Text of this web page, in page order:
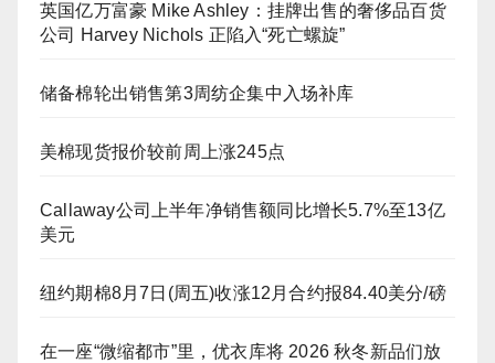
英国亿万富豪 Mike Ashley：挂牌出售的奢侈品百货
公司 Harvey Nichols 正陷入“死亡螺旋”
储备棉轮出销售第3周纺企集中入场补库
美棉现货报价较前周上涨245点
Callaway公司上半年净销售额同比增长5.7%至13亿
美元
纽约期棉8月7日(周五)收涨12月合约报84.40美分/磅
在一座“微缩都市”里，优衣库将 2026 秋冬新品们放